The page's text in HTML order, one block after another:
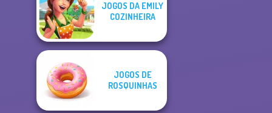
JOGOS DA EMILY
COZINHEIRA
JOGOS DE
ROSQUINHAS